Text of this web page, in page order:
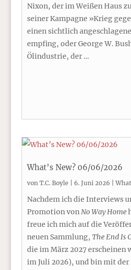
Nixon, der im Weißen Haus
seiner Kampagne »Krieg
einen sichtlich
empfing, oder George W.
Ölindustrie, der …
What’s New? 06/06/2026
von T.C. Boyle 6. Juni 2026 |
Nachdem ich die Interviews
Promotion vonNo Way Home
freue ich mich auf die
neuen Sammlung, The End Is
die im März 2027 erscheinen
im Juli 2026), und bin mit